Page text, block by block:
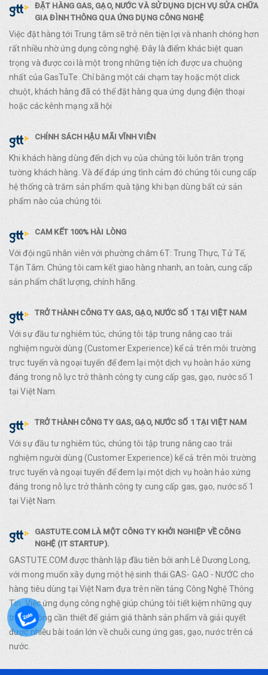
ĐẶT HÀNG GAS, GẠO, NƯỚC VÀ SỬ DỤNG DỊCH VỤ SỬA CHỮA
GIA ĐÌNH THÔNG QUA ỨNG DỤNG CÔNG NGHỆ
Việc đặt hàng tới Trung tâm sẽ trở nên tiện lợi và nhanh chóng hơn
rất nhiều nhờ ứng dụng công nghệ. Đây là điểm khác biệt quan
trọng và được coi là một trong những tiện ích được ưa chuộng
nhất của GasTuTe. Chỉ bằng một cái chạm tay hoặc một click
chuột, khách hàng đã có thể đặt hàng qua ứng dụng điện thoại
hoặc các kênh mạng xã hội
CHÍNH SÁCH HẬU MÃI VĨNH VIỄN
Khi khách hàng dùng đến dịch vụ của chúng tôi luôn trân trọng
tường khách hàng. Và để đáp ứng tình cảm đó chúng tôi cung cấp
hệ thống cà trăm sản phẩm quà tặng khi bạn dùng bất cứ sản
phẩm nào của chúng tôi.
CAM KẾT 100% HÀI LÒNG
Với đội ngũ nhân viên với phường châm 6T: Trung Thực, Tử Tế,
Tận Tâm. Chúng tôi cam kết giao hàng nhanh, an toàn, cung cấp
sản phẩm chất lượng, chính hãng.
TRỞ THÀNH CÔNG TY GAS, GẠO, NƯỚC SỐ 1 TẠI VIỆT NAM
Với sự đầu tư nghiêm túc, chúng tôi tập trung nâng cao trải
nghiệm người dùng (Customer Experience) kể cả trên môi trường
trực tuyến và ngoại tuyến để đem lại một dịch vụ hoàn hảo xứng
đáng trong nỗ lực trở thành công ty cung cấp gas, gạo, nước số 1
tại Việt Nam.
TRỞ THÀNH CÔNG TY GAS, GẠO, NƯỚC SỐ 1 TẠI VIỆT NAM
Với sự đầu tư nghiêm túc, chúng tôi tập trung nâng cao trải
nghiệm người dùng (Customer Experience) kể cả trên môi trường
trực tuyến và ngoại tuyến để đem lại một dịch vụ hoàn hảo xứng
đáng trong nỗ lực trở thành công ty cung cấp gas, gạo, nước số 1
tại Việt Nam.
GASTUTE.COM LÀ MỘT CÔNG TY KHỞI NGHIỆP VỀ CÔNG
NGHỆ (IT STARTUP).
GASTUTE.COM được thành lập đầu tiên bởi anh Lê Dương Long,
với mong muốn xây dựng một hệ sinh thái GAS- GẠO - NƯỚC cho
hàng tiêu dùng tại Việt Nam đựa trên nền tảng Công Nghệ Thông
Tin. Việc ứng dụng công nghệ giúp chúng tôi tiết kiệm những quy
trình không cần thiết để giảm giá thành sản phẩm và giải quyết
được nhiều bài toán lớn về chuỗi cung ứng gas, gạo, nước trên cả
nước.